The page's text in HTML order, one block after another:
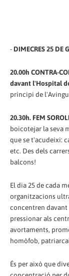
- DIMECRES 25 DE
20.00h CONTRA-
davant l'Hospital
principi de
20.30h. FEM
boicotejar la seva
que se t'acudeixi:
etc. Des dels
balcons!
El dia 25 de cada
organitzacions
concentren davant
pressionar als
avortaments,
homòfob,
És per això que